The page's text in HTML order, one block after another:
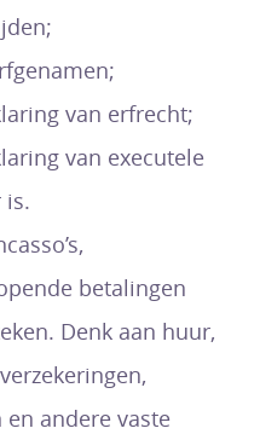
van erfrecht;
van executele
is.
betalingen
Denk aan huur,
andere vaste